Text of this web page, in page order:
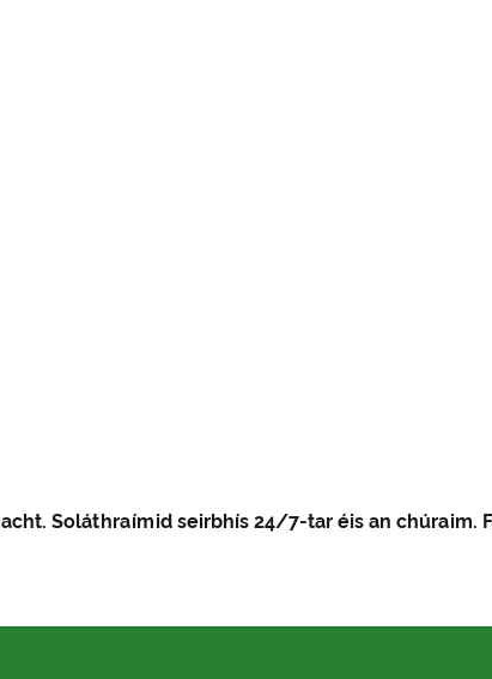
Soláthraímid seirbhís 24/7-tar éis an chúraim.